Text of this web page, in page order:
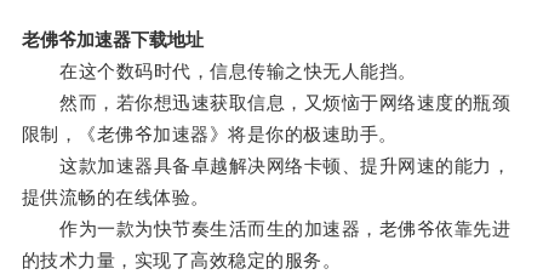
老佛爷加速器下载地址
在这个数码时代，信息传输之快无人能挡。
然而，若你想迅速获取信息，又烦恼于网络速度的瓶颈
限制，《老佛爷加速器》将是你的极速助手。
这款加速器具备卓越解决网络卡顿、提升网速的能力，
提供流畅的在线体验。
作为一款为快节奏生活而生的加速器，老佛爷依靠先进
的技术力量，实现了高效稳定的服务。